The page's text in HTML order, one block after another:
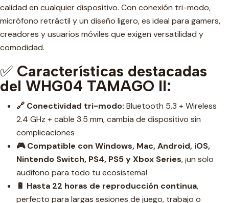
calidad en cualquier dispositivo. Con conexión tri-modo,
micrófono retráctil y un diseño ligero, es ideal para gamers,
creadores y usuarios móviles que exigen versatilidad y
comodidad.
✅ Características destacadas
del WHG04 TAMAGO II:
🔗 Conectividad tri-modo: Bluetooth 5.3 + Wireless
2.4 GHz + cable 3.5 mm, cambia de dispositivo sin
complicaciones
🎮 Compatible con Windows, Mac, Android, iOS,
Nintendo Switch, PS4, PS5 y Xbox Series, ¡un solo
audífono para todo tu ecosistema!
🔋 Hasta 22 horas de reproducción continua,
perfecto para largas sesiones de juego, trabajo o